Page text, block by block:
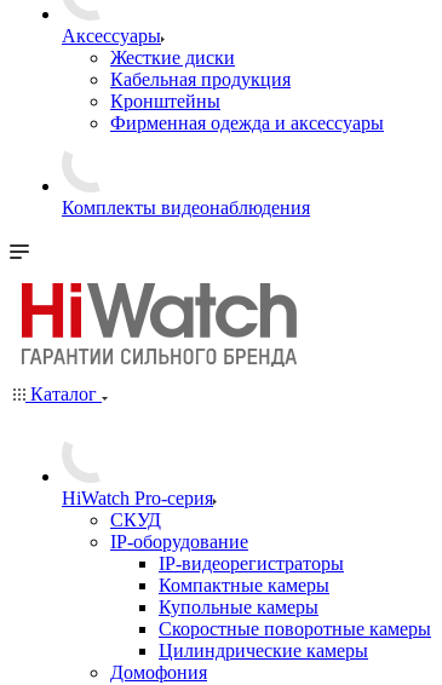
Аксессуары
Жесткие диски
Кабельная продукция
Кронштейны
Фирменная одежда и аксессуары
Комплекты видеонаблюдения
Каталог
HiWatch Pro-серия
CКУД
IP-оборудование
IP-видеорегистраторы
Компактные камеры
Купольные камеры
Скоростные поворотные камеры
Цилиндрические камеры
Домофония